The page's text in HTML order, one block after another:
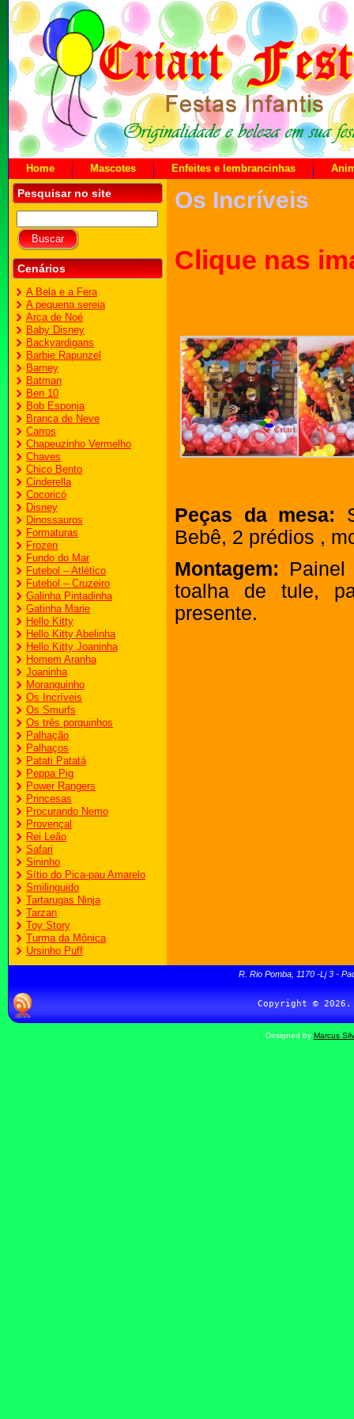
Home Mascotes Enfeites e lembrancinhas
Pesquisar no site
Cenários
A Bela e a Fera
A pequena sereia
Arca de Noé
Baby Disney
Backyardigans
Barbie Rapunzel
Barney
Batman
Ben 10
Bob Esponja
Branca de Neve
Carros
Chapeuzinho Vermelho
Chaves
Chico Bento
Cinderella
Cocoricó
Disney
Dinossauros
Formaturas
Frozen
Fundo do Mar
Futebol – Atlético
Futebol – Cruzeiro
Galinha Pintadinha
Gatinha Marie
Hello Kitty
Hello Kitty Abelinha
Hello Kitty Joaninha
Homem Aranha
Joaninha
Moranguinho
Os Incríveis
Os Smurfs
Os três porquinhos
Palhação
Palhaços
Patati Patatá
Peppa Pig
Power Rangers
Princesas
Procurando Nemo
Provençal
Rei Leão
Safari
Sininho
Sítio do Pica-pau Amarelo
Smilinguido
Tartarugas Ninja
Tarzan
Toy Story
Turma da Mônica
Ursinho Puff
Os Incríveis
Clique nas
Peças da mesa:
Bebê, 2 prédios ,
Montagem:
toalha de tule,
presente.
R. Rio Pomba, 1170 -Lj 3 -
Designed by Marcus